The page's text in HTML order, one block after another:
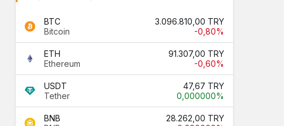
BTC
Bitcoin
3.096.810,00 TRY
-0,80%
ETH
Ethereum
91.307,00 TRY
-0,60%
USDT
Tether
47,67 TRY
0,000000%
BNB
28.262,00 TRY